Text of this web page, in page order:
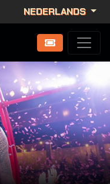
NEDERLANDS